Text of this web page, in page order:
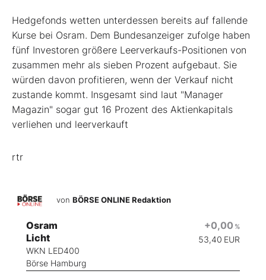
Hedgefonds wetten unterdessen bereits auf fallende
Kurse bei Osram. Dem Bundesanzeiger zufolge haben
fünf Investoren größere Leerverkaufs-Positionen von
zusammen mehr als sieben Prozent aufgebaut. Sie
würden davon profitieren, wenn der Verkauf nicht
zustande kommt. Insgesamt sind laut "Manager
Magazin" sogar gut 16 Prozent des Aktienkapitals
verliehen und leerverkauft
rtr
von BÖRSE ONLINE Redaktion
Osram
Licht
WKN LED400
Börse Hamburg
+0,00 %
53,40 EUR